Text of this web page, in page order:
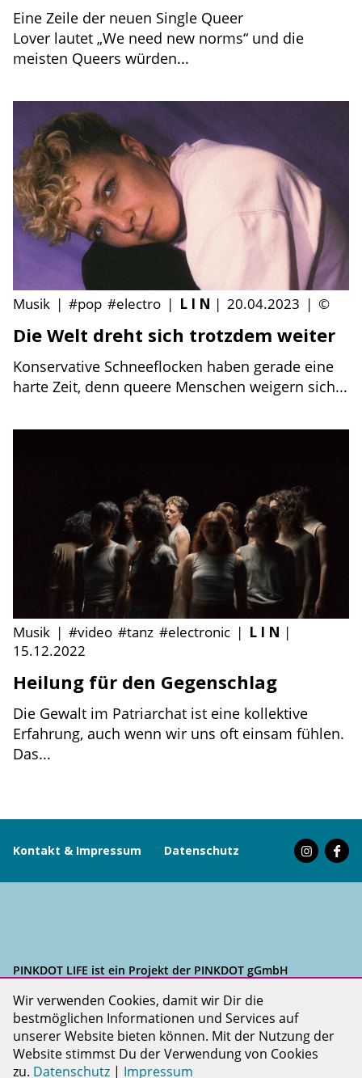
Eine Zeile der neuen Single Queer
Lover lautet „We need new norms“ und die
meisten Queers würden...
Musik | #pop #electro | L I N | 20.04.2023 | ©
Die Welt dreht sich trotzdem weiter
Konservative Schneeflocken haben gerade eine
harte Zeit, denn queere Menschen weigern sich...
Musik | #video #tanz #electronic | L I N |
15.12.2022
Heilung für den Gegenschlag
Die Gewalt im Patriarchat ist eine kollektive
Erfahrung, auch wenn wir uns oft einsam fühlen.
Das...
Kontakt & Impressum Datenschutz
PINKDOT LIFE ist ein Projekt der PINKDOT gGmbH
Wir verwenden Cookies, damit wir Dir die
bestmöglichen Informationen und Services auf
unserer Website bieten können. Mit der Nutzung der
Website stimmst Du der Verwendung von Cookies
zu. Datenschutz | Impressum